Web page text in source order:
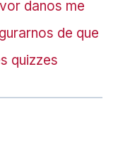
danos me
de que
quizzes